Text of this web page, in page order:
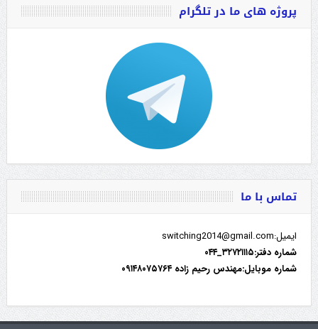
پروژه های ما در تلگرام
تماس با ما
ایمیل:switching2014@gmail.com
شماره دفتر:۳۲۷۲۱۱۱۵_۰۴۴
شماره موبایل:مهندس رحیم زاده ۰۹۱۴۸۰۷۵۷۶۴